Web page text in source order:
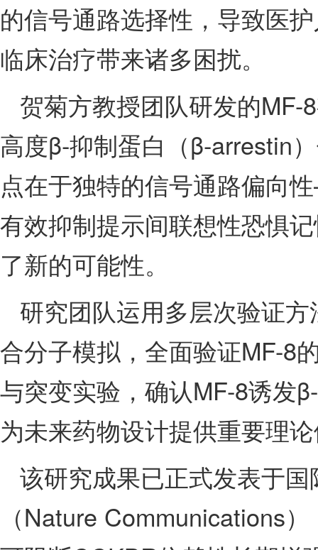
的信号通路选择性，导致医
临床治疗带来诸多困扰。
贺菊方教授团队研发的MF-
高度β-抑制蛋白（β-arrestin
点在于独特的信号通路偏向
有效抑制提示间联想性恐惧
了新的可能性。
研究团队运用多层次验证
合分子模拟，全面验证MF-8
与突变实验，确认MF-8诱发
为未来药物设计提供重要理
该研究成果已正式发表于
（Nature Communications